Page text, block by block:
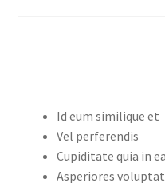
Id eum similique et
Vel perferendis
Cupiditate quia in
Asperiores